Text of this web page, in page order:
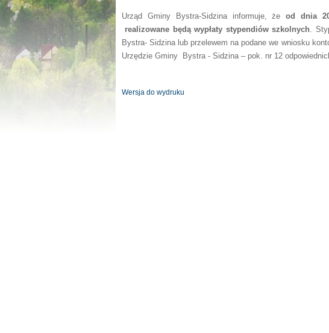
Urząd Gminy Bystra-Sidzina informuje, żeod dnia
realizowane będą wypłaty stypendiów szkolnych.
Bystra- Sidzina lub przelewem na podane we wniosku
Urzędzie Gminy Bystra - Sidzina – pok. nr 12
Wersja do wydruku